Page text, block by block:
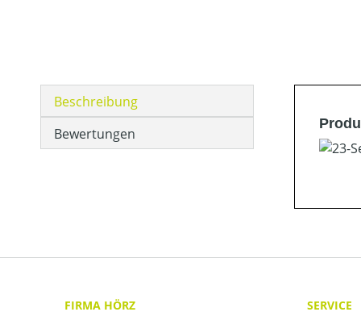
Beschreibung
Bewertungen
FIRMA HÖRZ
SERVICE